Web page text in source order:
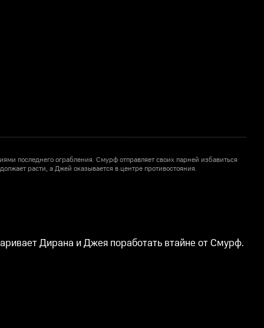
последнего ограбления. Смурф отправляет своих парней избавиться
расти, а Джей оказывается в центре противостояния.
Дирана и Джея поработать втайне от Смурф.